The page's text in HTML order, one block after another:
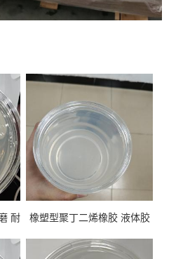
耐
橡塑型聚丁二烯橡胶 液体胶
专用